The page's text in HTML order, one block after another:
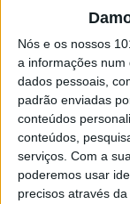
Nós e os nossos
a informações num
dados pessoais,
padrão enviadas
conteúdos
conteúdos,
serviços. Com a
poderemos usar
precisos através
Login